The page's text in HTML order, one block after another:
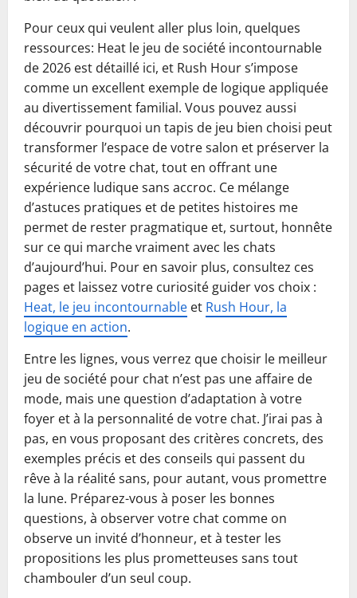
Pour ceux qui veulent aller plus loin, quelques
ressources: Heat le jeu de société incontournable
de 2026 est détaillé ici, et Rush Hour s’impose
comme un excellent exemple de logique appliquée
au divertissement familial. Vous pouvez aussi
découvrir pourquoi un tapis de jeu bien choisi peut
transformer l’espace de votre salon et préserver la
sécurité de votre chat, tout en offrant une
expérience ludique sans accroc. Ce mélange
d’astuces pratiques et de petites histoires me
permet de rester pragmatique et, surtout, honnête
sur ce qui marche vraiment avec les chats
d’aujourd’hui. Pour en savoir plus, consultez ces
pages et laissez votre curiosité guider vos choix :
Heat, le jeu incontournable et Rush Hour, la
logique en action.
Entre les lignes, vous verrez que choisir le meilleur
jeu de société pour chat n’est pas une affaire de
mode, mais une question d’adaptation à votre
foyer et à la personnalité de votre chat. J’irai pas à
pas, en vous proposant des critères concrets, des
exemples précis et des conseils qui passent du
rêve à la réalité sans, pour autant, vous promettre
la lune. Préparez-vous à poser les bonnes
questions, à observer votre chat comme on
observe un invité d’honneur, et à tester les
propositions les plus prometteuses sans tout
chambouler d’un seul coup.